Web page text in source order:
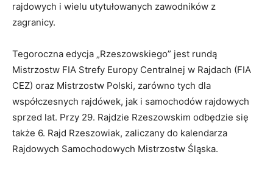
rajdowych i wielu utytułowanych zawodników z
zagranicy.
Tegoroczna edycja „Rzeszowskiego” jest rundą
Mistrzostw FIA Strefy Europy Centralnej w Rajdach (FIA
CEZ) oraz Mistrzostw Polski, zarówno tych dla
współczesnych rajdówek, jak i samochodów rajdowych
sprzed lat. Przy 29. Rajdzie Rzeszowskim odbędzie się
także 6. Rajd Rzeszowiak, zaliczany do kalendarza
Rajdowych Samochodowych Mistrzostw Śląska.